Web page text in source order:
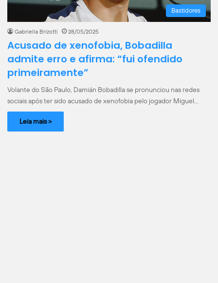
Bastidores
Gabriella Brizotti 28/05/2025
Acusado de xenofobia, Bobadilla
admite erro e afirma: “fui ofendido
primeiramente”
Volante do São Paulo, Damián Bobadilla se pronunciou nas redes
sociais após ter sido acusado de xenofobia pelo jogador Miguel…
Leia mais >